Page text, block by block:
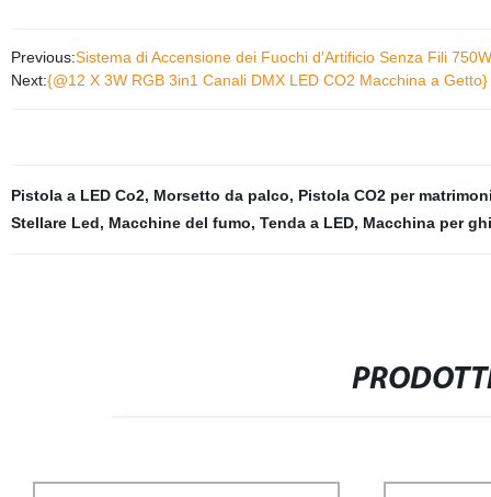
Previous:Sistema di Accensione dei Fuochi d′Artificio Senza Fili
Next:{@12 X 3W RGB 3in1 Canali DMX LED CO2 Macchina a Getto}
Pistola a LED Co2, Morsetto da palco, Pistola CO2 per
Stellare Led, Macchine del fumo, Tenda a LED, Macchina per